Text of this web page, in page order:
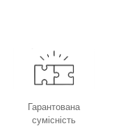
Гарантована
сумісність